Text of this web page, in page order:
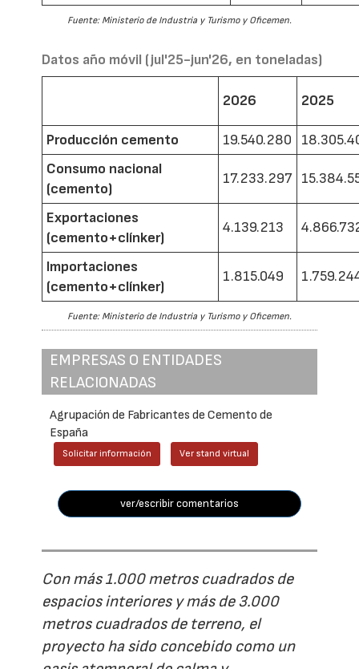
Fuente: Ministerio de Industria y Turismo y Oficemen.
Datos año móvil (jul'25-jun'26, en toneladas)
2026 2025
Producción cemento 19.540.280
Consumo nacional
(cemento)
17.233.297
Exportaciones
(cemento+clínker)
4.139.213
Importaciones
(cemento+clínker)
1.815.049
Fuente: Ministerio de Industria y Turismo y Oficemen.
EMPRESAS O ENTIDADES
RELACIONADAS
Agrupación de Fabricantes de Cemento de
España
Solicitar información Ver stand virtual
ver/escribir comentarios
Con más 1.000 metros cuadrados de
espacios interiores y más de 3.000
metros cuadrados de terreno, el
proyecto ha sido concebido como un